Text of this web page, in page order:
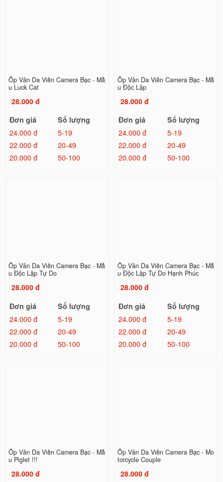
Ốp Vân Da Viền Camera Bạc - Mẫ
u Luck Cat
28.000 đ
Đơn giá
Số lượng
24.000 đ
5-19
22.000 đ
20-49
20.000 đ
50-100
Ốp Vân Da Viền Camera Bạc - Mẫ
u Độc Lập
28.000 đ
Đơn giá
Số lượng
24.000 đ
5-19
22.000 đ
20-49
20.000 đ
50-100
Ốp Vân Da Viền Camera Bạc - Mẫ
u Độc Lập Tự Do
28.000 đ
Đơn giá
Số lượng
24.000 đ
5-19
22.000 đ
20-49
20.000 đ
50-100
Ốp Vân Da Viền Camera Bạc - Mẫ
u Độc Lập Tự Do Hạnh Phúc
28.000 đ
Đơn giá
Số lượng
24.000 đ
5-19
22.000 đ
20-49
20.000 đ
50-100
Ốp Vân Da Viền Camera Bạc - Mẫ
u Piglet !!!
28.000 đ
Ốp Vân Da Viền Camera Bạc - Mo
torcycle Couple
28.000 đ